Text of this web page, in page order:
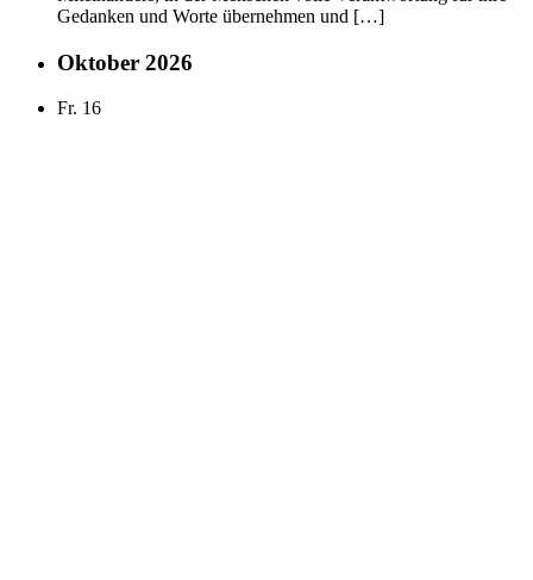
Gedanken und Worte übernehmen und […]
Oktober 2026
Fr. 16